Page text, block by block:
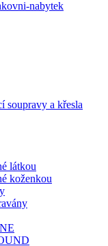
soupravy a křesla
látkou
koženkou